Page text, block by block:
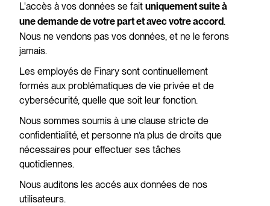
L'accès à vos données se fait uniquement suite à
une demande de votre part et avec votre accord.
Nous ne vendons pas vos données, et ne le ferons
jamais.
Les employés de Finary sont continuellement
formés aux problématiques de vie privée et de
cybersécurité, quelle que soit leur fonction.
Nous sommes soumis à une clause stricte de
confidentialité, et personne n’a plus de droits que
nécessaires pour effectuer ses tâches
quotidiennes.
Nous auditons les accés aux données de nos
utilisateurs.